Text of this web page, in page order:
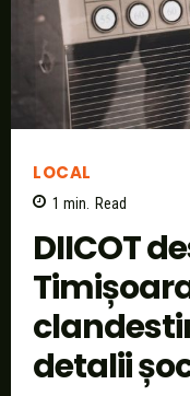
LOCAL
1 min. Read
DIICOT
detalii